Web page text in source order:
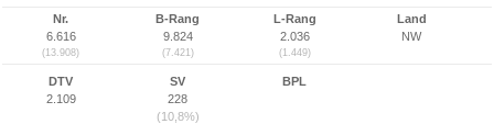
Nr.
6.616
(13.908)
B-Rang
9.824
(7.421)
L-Rang
2.036
(1.449)
Land
NW
DTV
2.109
SV
228
(10,8%)
BPL